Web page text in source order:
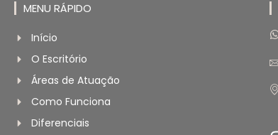
MENU RÁPIDO
Início
O Escritório
Áreas de Atuação
Como Funciona
Diferenciais